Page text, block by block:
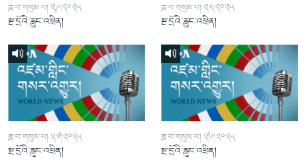
ཟླ་བ་གསུམ་པ། ༢༩།༢༠༢༥
སྔ་དྲོའི་རླུང་འཕྲིན།
ཟླ་བ་གསུམ་པ། ༢༨།༢༠༢༥
སྔ་དྲོའི་རླུང་འཕྲིན།
ཟླ་བ་གསུམ་པ། ༢༧།༢༠༢༥
སྔ་དྲོའི་རླུང་འཕྲིན།
ཟླ་བ་གསུམ་པ། ༢༦།༢༠༢༥
སྔ་དྲོའི་རླུང་འཕྲིན།